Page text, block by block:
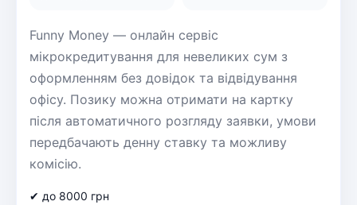
Funny Money — онлайн сервіс
мікрокредитування для невеликих сум з
оформленням без довідок та відвідування
офісу. Позику можна отримати на картку
після автоматичного розгляду заявки, умови
передбачають денну ставку та можливу
комісію.
✔ до 8000 грн